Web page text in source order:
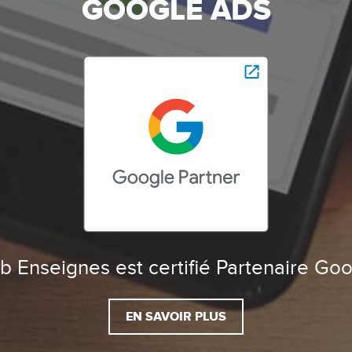
GOOGLE ADS
Enseignes est certifié Partenaire
EN SAVOIR PLUS